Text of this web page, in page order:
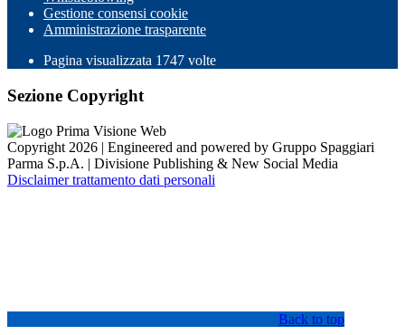
Gestione consensi cookie
Amministrazione trasparente
Pagina visualizzata 1747 volte
Sezione Copyright
Copyright 2026 | Engineered and powered by Gruppo Spaggiari
Parma S.p.A. | Divisione Publishing & New Social Media
Disclaimer trattamento dati personali
Back to top